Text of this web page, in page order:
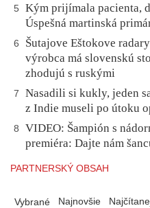
5
Kým prijímala pacienta,
Úspešná martinská
6
Šutajove Eštokove
výrobca má slovenskú
zhodujú s ruskými
7
Nasadili si kukly, jeden
z Indie museli po útoku
8
VIDEO: Šampión s
premiéra: Dajte nám
PARTNERSKÝ OBSAH
Vybrané Najnovšie